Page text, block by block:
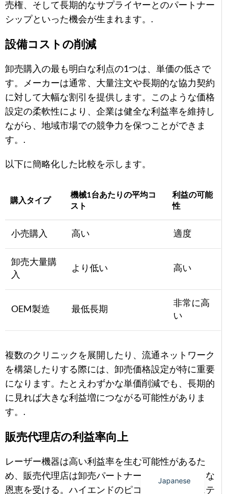
売権、そして長期的なサプライヤーとのパートナー
シップといった機会が生まれます。.
設備コストの削減
卸売購入の最も明白な利点の1つは、単価の低さで
す。メーカーは通常、大量注文や長期的な協力契約
に対して大幅な割引を提供します。このような価格
設定の柔軟性により、企業は健全な利益率を維持し
ながら、地域市場での競争力を保つことができま
す。.
以下に簡略化した比較を示します。
購入タイプ
機械1台あたりの平均コ
スト
利益の可能
性
小売購入 高い 適度
卸売大量購
入
より低い 高い
OEM製造 最低長期
非常に高
い
複数のクリニックを展開したり、流通ネットワーク
を構築したりする際には、卸売価格設定が特に重要
になります。たとえわずかな単価削減でも、長期的
に見れば大きな利益増につながる可能性がありま
す。.
販売代理店の利益率向上
レーザー機器は高い利益率を生む可能性があるた
め、販売代理店は卸売パートナーシップから大きな
恩恵を受ける。ハイエンドのピコ秒レーザーシステ
Japanese
English
Portuguese
German
Korean
Arabic